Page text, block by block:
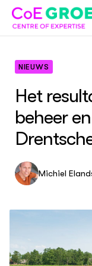
COE GROEN
Over
Projecten
ACTUEEL
NIEUWS
Het
beheer
Michiel